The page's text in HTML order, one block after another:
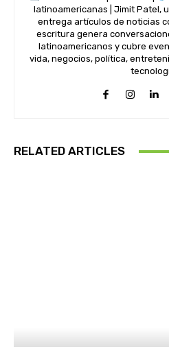
latinoamericanas | Jimit Patel,
entrega artículos de noticias
escritura genera
latinoamericanos y cubre
vida, negocios, política,
RELATED ARTICLES